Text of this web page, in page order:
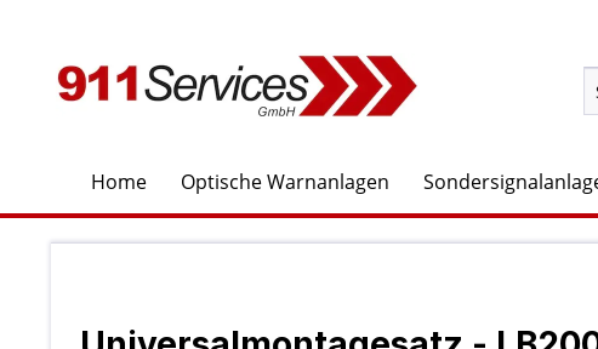
Home Optische Warnanlagen